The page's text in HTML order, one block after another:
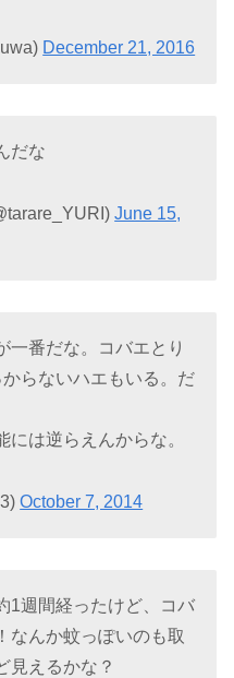
December 21, 2016
だな
June 15,
一番だな。コバエとり
らないハエもいる。だ
は逆らえんからな。
October 7, 2014
1週間経ったけど、コバ
なんか蚊っぽいのも取
見えるかな？